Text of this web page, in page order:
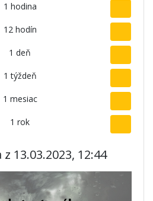
1 hodina
12 hodín
1 deň
1 týždeň
1 mesiac
1 rok
13.03.2023, 12:44